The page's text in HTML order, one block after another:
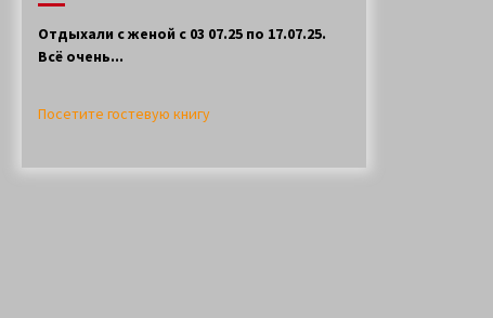
Отдыхали с женой с 03 07.25 по 17.07.25.
Всё очень...
Посетите гостевую книгу